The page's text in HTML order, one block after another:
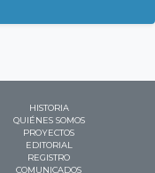
HISTORIA
QUIÉNES SOMOS
PROYECTOS
EDITORIAL
REGISTRO
COMUNICADOS